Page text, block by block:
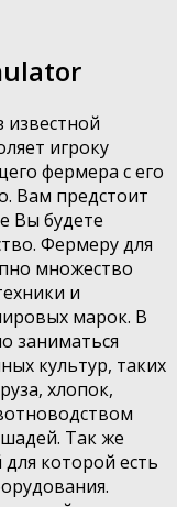
известной
игроку
фермера с его
Вам предстоит
Вы будете
Фермеру для
множество
и
марок. В
заниматься
культур, таких
хлопок,
Так же
которой есть